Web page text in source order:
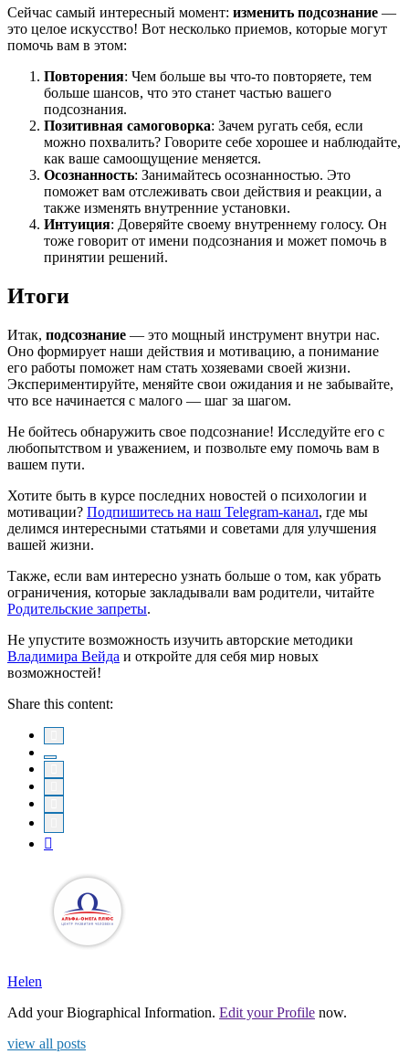
Сейчас самый интересный момент: изменить подсознание —
это целое искусство! Вот несколько приемов, которые могут
помочь вам в этом:
Повторения: Чем больше вы что-то повторяете, тем
больше шансов, что это станет частью вашего
подсознания.
Позитивная самоговорка: Зачем ругать себя, если
можно похвалить? Говорите себе хорошее и наблюдайте,
как ваше самоощущение меняется.
Осознанность: Занимайтесь осознанностью. Это
поможет вам отслеживать свои действия и реакции, а
также изменять внутренние установки.
Интуиция: Доверяйте своему внутреннему голосу. Он
тоже говорит от имени подсознания и может помочь в
принятии решений.
Итоги
Итак, подсознание — это мощный инструмент внутри нас.
Оно формирует наши действия и мотивацию, а понимание
его работы поможет нам стать хозяевами своей жизни.
Экспериментируйте, меняйте свои ожидания и не забывайте,
что все начинается с малого — шаг за шагом.
Не бойтесь обнаружить свое подсознание! Исследуйте его с
любопытством и уважением, и позвольте ему помочь вам в
вашем пути.
Хотите быть в курсе последних новостей о психологии и
мотивации? Подпишитесь на наш Telegram-канал, где мы
делимся интересными статьями и советами для улучшения
вашей жизни.
Также, если вам интересно узнать больше о том, как убрать
ограничения, которые закладывали вам родители, читайте
Родительские запреты.
Не упустите возможность изучить авторские методики
Владимира Вейда и откройте для себя мир новых
возможностей!
Share this content:
Helen
Add your Biographical Information. Edit your Profile now.
view all posts